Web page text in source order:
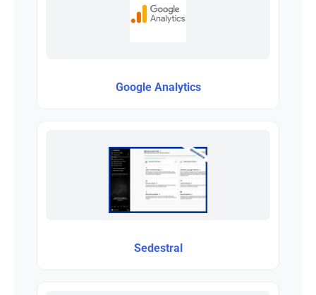
Google Analytics
Sedestral